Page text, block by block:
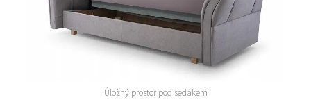
Úložný prostor pod sedákem